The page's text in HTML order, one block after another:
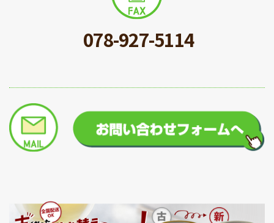
078-927-5114